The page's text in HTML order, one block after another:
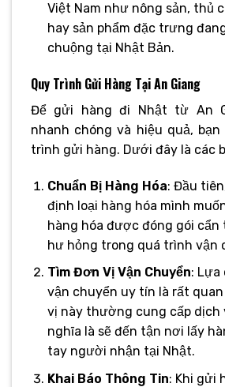
Việt Nam như nông sản, thủ
hay sản phẩm đặc trưng
chuộng tại Nhật Bản.
Quy Trình Gửi Hàng Tại An Giang
Để gửi hàng đi Nhật từ An
nhanh chóng và hiệu quả,
trình gửi hàng. Dưới đây là các
Chuẩn Bị Hàng Hóa: Đầu
định loại hàng hóa mình
hàng hóa được đóng gói cẩn
hư hỏng trong quá trình vận
Tìm Đơn Vị Vận Chuyển: Lựa
vận chuyển uy tín là rất
vị này thường cung cấp dịch
nghĩa là sẽ đến tận nơi lấy
tay người nhận tại Nhật.
Khai Báo Thông Tin: Khi gửi